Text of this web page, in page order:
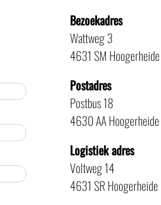
Bezoekadres
Wattweg 3
4631 SM Hoogerheide
Postadres
Postbus 18
4630 AA Hoogerheide
Logistiek adres
Voltweg 14
4631 SR Hoogerheide